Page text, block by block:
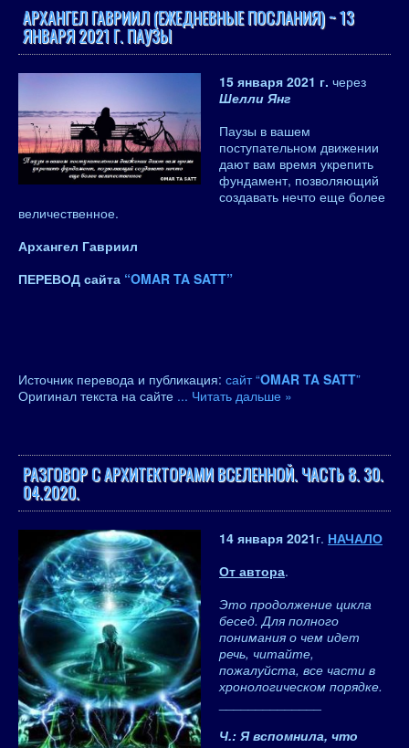
АРХАНГЕЛ ГАВРИИЛ (ЕЖЕДНЕВНЫЕ ПОСЛАНИЯ) ~ 13
ЯНВАРЯ 2021 Г. ПАУЗЫ
15 января 2021 г. через
Шелли Янг
Паузы в вашем
поступательном движении
дают вам время укрепить
фундамент, позволяющий
создавать нечто еще более
величественное.
Архангел Гавриил
ПЕРЕВОД сайта “OMAR TA SATT”
Источник перевода и публикация: сайт “OMAR TA SATT”
Оригинал текста на сайте ... Читать дальше »
РАЗГОВОР С АРХИТЕКТОРАМИ ВСЕЛЕННОЙ. ЧАСТЬ 8. 30.
04.2020.
14 января 2021г. НАЧАЛО
От автора.
Это продолжение цикла
бесед. Для полного
понимания о чем идет
речь, читайте,
пожалуйста, все части в
хронологическом порядке.
Ч.: Я вспомнила, что